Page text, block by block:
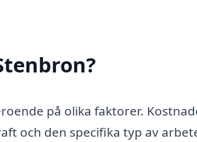
på olika faktorer.
och den specifika typ av